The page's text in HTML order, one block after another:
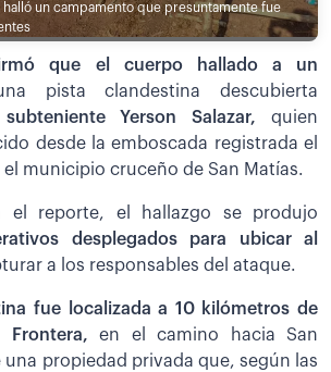
un campamento que presuntamente fue
que el cuerpo hallado a un
pista clandestina descubierta
subteniente Yerson Salazar, quien
desde la emboscada registrada el
el municipio cruceño de San Matías.
el reporte, el hallazgo se produjo
desplegados para ubicar al
a los responsables del ataque.
fue localizada a 10 kilómetros de
Frontera, en el camino hacia San
una propiedad privada que, según las